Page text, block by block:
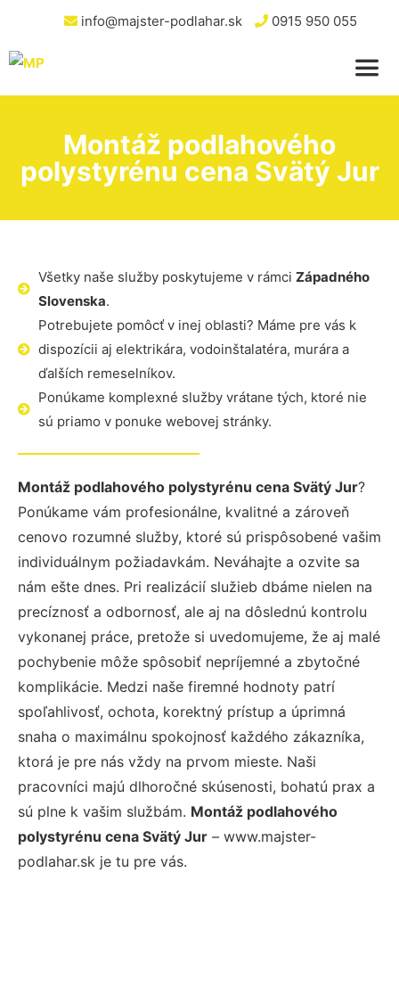
info@majster-podlahar.sk 0915 950 055
Montáž podlahového
polystyrénu cena Svätý Jur
Všetky naše služby poskytujeme v rámci Západného
Slovenska.
Potrebujete pomôcť v inej oblasti? Máme pre vás k
dispozícii aj elektrikára, vodoinštalatéra, murára a
ďalších remeselníkov.
Ponúkame komplexné služby vrátane tých, ktoré nie
sú priamo v ponuke webovej stránky.
Montáž podlahového polystyrénu cena Svätý Jur?
Ponúkame vám profesionálne, kvalitné a zároveň
cenovo rozumné služby, ktoré sú prispôsobené vašim
individuálnym požiadavkám. Neváhajte a ozvite sa
nám ešte dnes. Pri realizácií služieb dbáme nielen na
precíznosť a odbornosť, ale aj na dôslednú kontrolu
vykonanej práce, pretože si uvedomujeme, že aj malé
pochybenie môže spôsobiť nepríjemné a zbytočné
komplikácie. Medzi naše firemné hodnoty patrí
spoľahlivosť, ochota, korektný prístup a úprimná
snaha o maximálnu spokojnosť každého zákazníka,
ktorá je pre nás vždy na prvom mieste. Naši
pracovníci majú dlhoročné skúsenosti, bohatú prax a
sú plne k vašim službám. Montáž podlahového
polystyrénu cena Svätý Jur – www.majster-
podlahar.sk je tu pre vás.